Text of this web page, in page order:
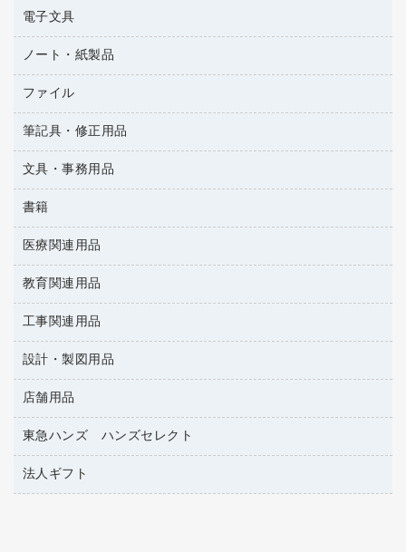
ハンドソープ・石鹸
トイレ用品
トイレ用洗剤
ティッシュペーパー
ダストボックス
タオル・アメニティ用品
スリッパ・サンダル・シューズ
スポーツ・レジャー用品
ゴミ袋
キッチン用品
タイムレコーダー
シュレッダ
ＯＨＰ用品
乾電池・充電池
フィルム・カメラ用品
デスクライト
アルバム
懐中電灯・ライト
掃除機・クリーナー
空調・季節家電
その他電化製品
キッチン・調理家電
ＯＡタップ／延長コード
電子文具
電卓
ラベルテープ
その他電子文具
ノート・紙製品
封筒
粘着メモ
伝票
典礼用品
帳簿
額縁
各種用紙
ルーズリーフ
ファイル
名刺整理用品
板目表紙・綴込表紙
背幅が伸びるファイル
統一伝票用ファイル
収納保存用品
レターファイル
リングファイル
プレゼン用ファイル
ファイルボックス
パイプ式ファイル
その他ファイル
筆記具・修正用品
万年筆
筆ペン
消しゴム
修正液・修正ペン
修正テープ
鉛筆
マーキングペン（油性）
マーキングペン（水性）
ボールペン（油性）
文具・事務用品
輪ゴム
両面テープ
名札
保管・整理用品
壁面／足元収納
備品／小物ケース
透明テープ 事務用
電話台
書籍
雑誌
パソコンソフト
医療関連用品
保健用品
使い捨て手袋
感染症対策用品
介護用品
医療関連用品
教育関連用品
教育関連用品
工事関連用品
工事関連用品
屋外用品
設計・製図用品
設計・製図用品
店舗用品
店舗運営用品
陳列什器
紙手提げ袋
東急ハンズ ハンズセレクト
東急ハンズ
法人ギフト